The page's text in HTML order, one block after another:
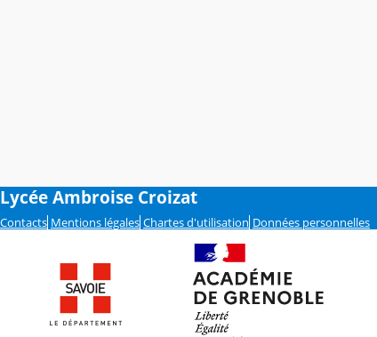
Lycée Ambroise Croizat
Contacts Mentions légales Chartes d'utilisation Données personnelles